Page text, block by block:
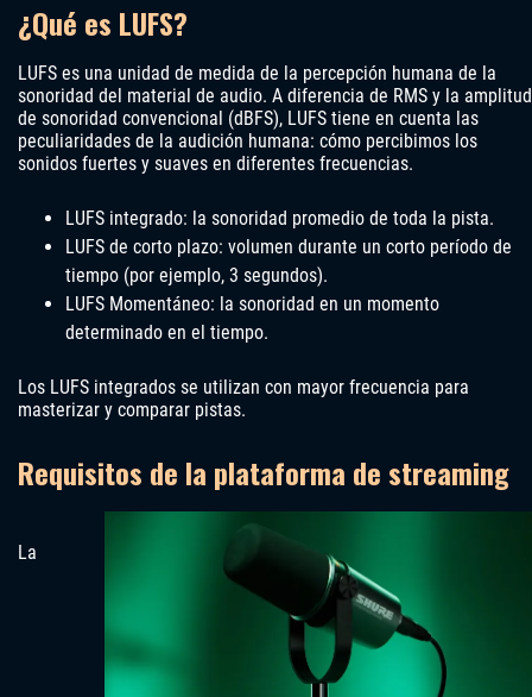
¿Qué es LUFS?
LUFS es una unidad de medida de la percepción humana de la
sonoridad del material de audio. A diferencia de RMS y la amplitud
de sonoridad convencional (dBFS), LUFS tiene en cuenta las
peculiaridades de la audición humana: cómo percibimos los
sonidos fuertes y suaves en diferentes frecuencias.
LUFS integrado: la sonoridad promedio de toda la pista.
LUFS de corto plazo: volumen durante un corto período de
tiempo (por ejemplo, 3 segundos).
LUFS Momentáneo: la sonoridad en un momento
determinado en el tiempo.
Los LUFS integrados se utilizan con mayor frecuencia para
masterizar y comparar pistas.
Requisitos de la plataforma de streaming
La